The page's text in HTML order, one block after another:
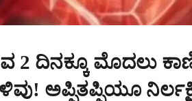
2 ದಿನಕ್ಕೂ ಮೊದಲು
ಅಪ್ಪಿತಪ್ಪಿಯೂ